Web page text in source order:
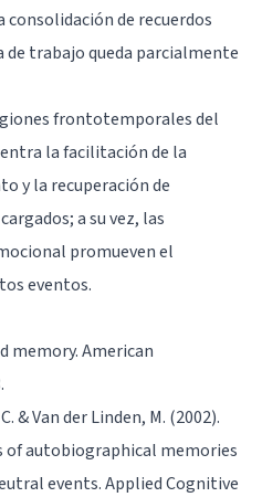
de recuerdos
trabajo queda parcialmente
frontotemporales del
la facilitación de la
y la recuperación de
a su vez, las
promueven el
eventos.
memory. American
& Van der Linden, M. (2002).
autobiographical memories
events. Applied Cognitive